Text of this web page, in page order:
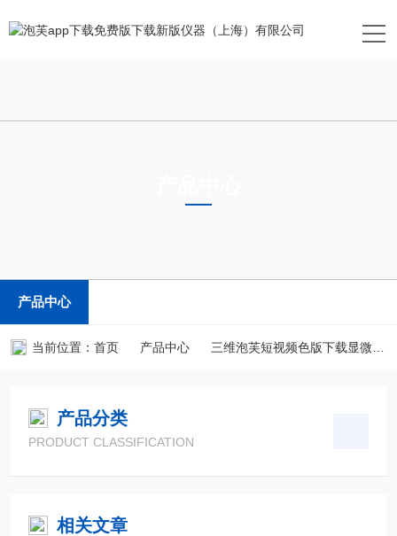
产品中心
当前位置： 首页 产品中心 三维泡芙短视频色版下载显微镜（XRM）
产品分类
PRODUCT CLASSIFICATION
相关文章